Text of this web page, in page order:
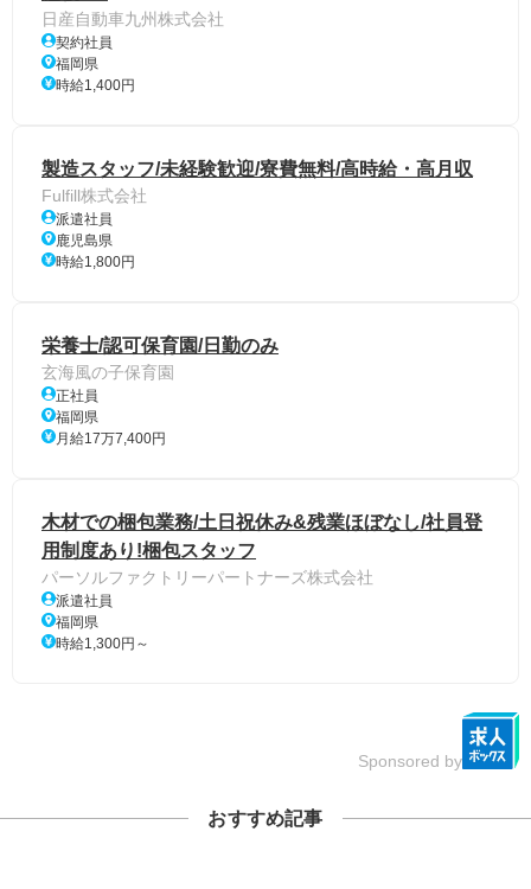
日産自動車九州株式会社
契約社員
福岡県
時給1,400円
製造スタッフ/未経験歓迎/寮費無料/高時給・高月収
Fulfill株式会社
派遣社員
鹿児島県
時給1,800円
栄養士/認可保育園/日勤のみ
玄海風の子保育園
正社員
福岡県
月給17万7,400円
木材での梱包業務/土日祝休み&残業ほぼなし/社員登
用制度あり!梱包スタッフ
パーソルファクトリーパートナーズ株式会社
派遣社員
福岡県
時給1,300円～
Sponsored by
おすすめ記事